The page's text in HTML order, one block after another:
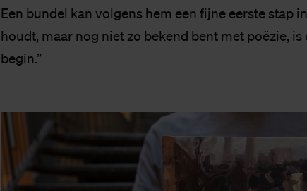
Een bundel kan volgens hem een fijne eerste stap
houdt, maar nog niet zo bekend bent met poëzie,
begin.”